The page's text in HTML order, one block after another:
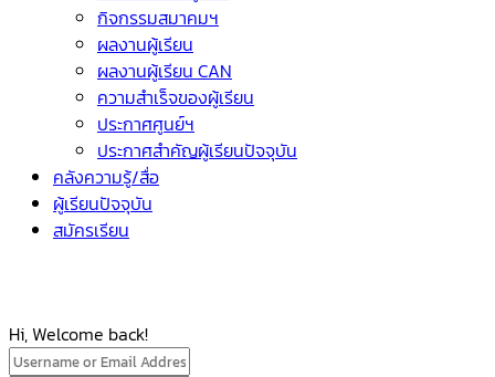
กิจกรรมสมาคมฯ
ผลงานผู้เรียน
ผลงานผู้เรียน CAN
ความสำเร็จของผู้เรียน
ประกาศศูนย์ฯ
ประกาศสำคัญผู้เรียนปัจจุบัน
คลังความรู้/สื่อ
ผู้เรียนปัจจุบัน
สมัครเรียน
Hi, Welcome back!